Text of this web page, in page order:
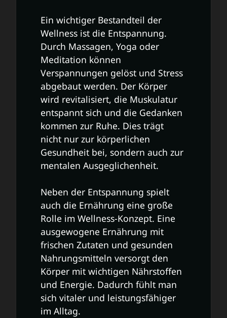
Ein wichtiger Bestandteil der
Wellness ist die Entspannung.
Durch Massagen, Yoga oder
Meditation können
Verspannungen gelöst und Stress
abgebaut werden. Der Körper
wird revitalisiert, die Muskulatur
entspannt sich und die Gedanken
kommen zur Ruhe. Dies trägt
nicht nur zur körperlichen
Gesundheit bei, sondern auch zur
mentalen Ausgeglichenheit.
Neben der Entspannung spielt
auch die Ernährung eine große
Rolle im Wellness-Konzept. Eine
ausgewogene Ernährung mit
frischen Zutaten und gesunden
Nahrungsmitteln versorgt den
Körper mit wichtigen Nährstoffen
und Energie. Dadurch fühlt man
sich vitaler und leistungsfähiger
im Alltag.